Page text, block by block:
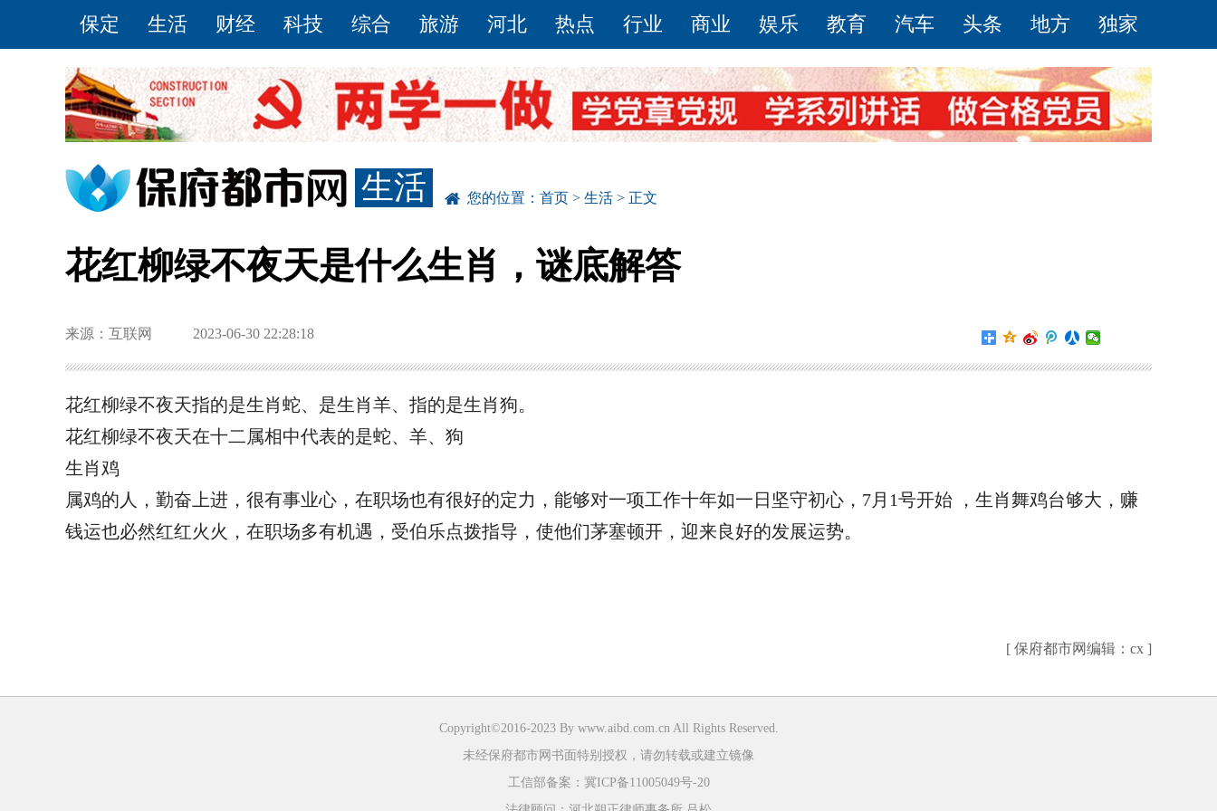
保定 生活 财经 科技 综合 旅游 河北 热点 行业 商业 娱乐 教育 汽车 头条 地方 独家
生活 您的位置： 首页 > 生活 > 正文
花红柳绿不夜天是什么生肖，谜底解答
来源：互联网 2023-06-30 22:28:18
花红柳绿不夜天指的是生肖蛇、是生肖羊、指的是生肖狗。
花红柳绿不夜天在十二属相中代表的是蛇、羊、狗
生肖鸡
属鸡的人，勤奋上进，很有事业心，在职场也有很好的定力，能够对一项工作十年如一日坚守初心，7月1号开始 ，生肖舞鸡台够大，赚
钱运也必然红红火火，在职场多有机遇，受伯乐点拨指导，使他们茅塞顿开，迎来良好的发展运势。
[ 保府都市网编辑：cx ]
Copyright©2016-2023 By www.aibd.com.cnAll Rights Reserved.
未经保府都市网书面特别授权，请勿转载或建立镜像
工信部备案： 冀ICP备11005049号-20